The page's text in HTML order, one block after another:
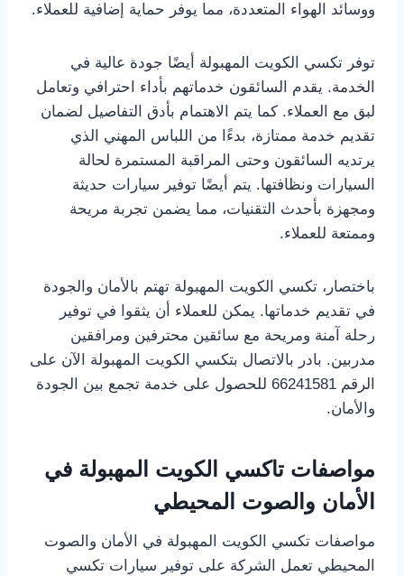
ووسائد الهواء المتعددة، مما يوفر حماية إضافية للعملاء.
توفر تكسي الكويت المهبولة أيضًا جودة عالية في
الخدمة. يقدم السائقون خدماتهم بأداء احترافي وتعامل
لبق مع العملاء. كما يتم الاهتمام بأدق التفاصيل لضمان
تقديم خدمة ممتازة، بدءًا من اللباس المهني الذي
يرتديه السائقون وحتى المراقبة المستمرة لحالة
السيارات ونظافتها. يتم أيضًا توفير سيارات حديثة
ومجهزة بأحدث التقنيات، مما يضمن تجربة مريحة
وممتعة للعملاء.
باختصار، تكسي الكويت المهبولة تهتم بالأمان والجودة
في تقديم خدماتها. يمكن للعملاء أن يثقوا في توفير
رحلة آمنة ومريحة مع سائقين محترفين ومرافقين
مدربين. بادر بالاتصال بتكسي الكويت المهبولة الآن على
الرقم 66241581 للحصول على خدمة تجمع بين الجودة
والأمان.
مواصفات تاكسي الكويت المهبولة في
الأمان والصوت المحيطي
مواصفات تكسي الكويت المهبولة في الأمان والصوت
المحيطي تعمل الشركة على توفير سيارات تكسي